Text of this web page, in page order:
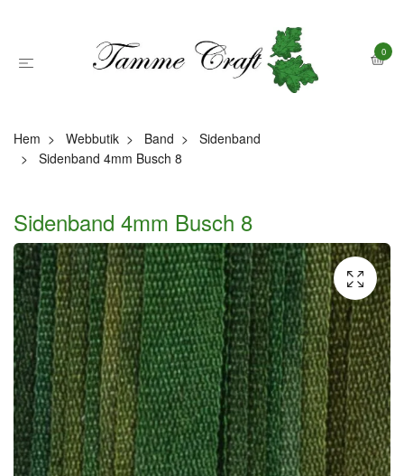
0
Hem Webbutik Band
Sidenband
Sidenband 4mm Busch 8
Sidenband 4mm Busch 8